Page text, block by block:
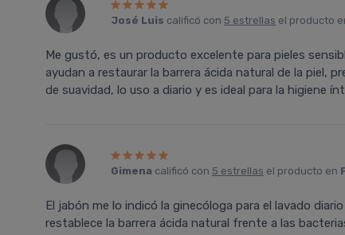
José Luis calificó con 5 estrellas el producto
Me gustó, es un producto excelente para pieles
ayudan a restaurar la barrera ácida natural de la piel,
de suavidad, lo uso a diario y es ideal para la higiene
Gimena calificó con 5 estrellas el producto en
El jabón me lo indicó la ginecóloga para el lavado
restablece la barrera ácida natural frente a las